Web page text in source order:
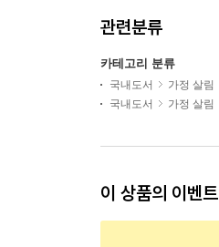
관련분류
카테고리 분류
국내도서 가정 살림
국내도서
가정 살림
이 상품의 이벤트